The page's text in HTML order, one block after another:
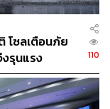
โซลเตือนภัย
รุนแรง
110